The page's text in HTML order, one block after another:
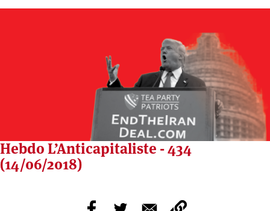
Hebdo L’Anticapitaliste - 434
(14/06/2018)